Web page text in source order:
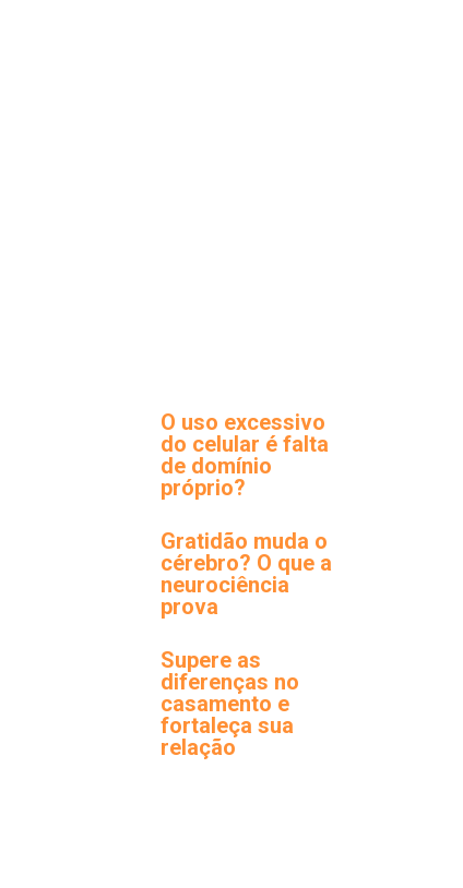
O uso excessivo
do celular é falta
de domínio
próprio?
Gratidão muda o
cérebro? O que a
neurociência
prova
Supere as
diferenças no
casamento e
fortaleça sua
relação